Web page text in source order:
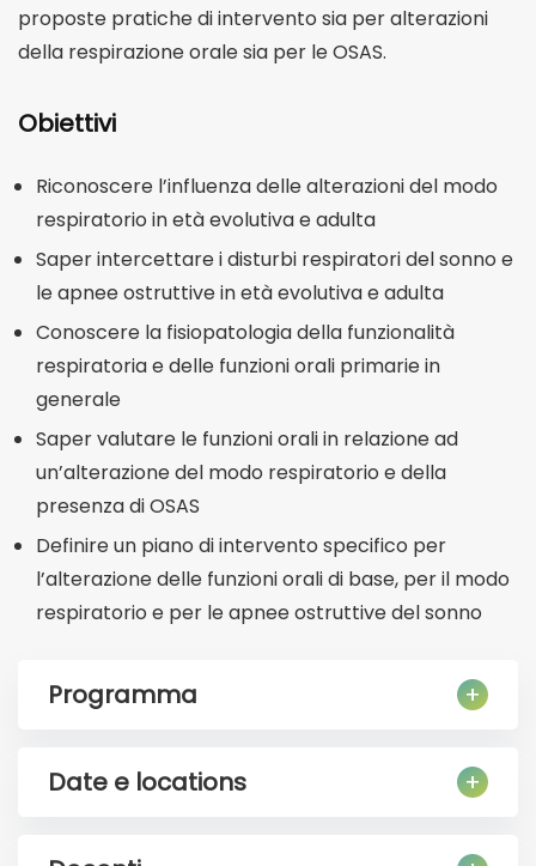
proposte pratiche di intervento sia per alterazioni
della respirazione orale sia per le OSAS.
Obiettivi
Riconoscere l’influenza delle alterazioni del modo
respiratorio in età evolutiva e adulta
Saper intercettare i disturbi respiratori del sonno e
le apnee ostruttive in età evolutiva e adulta
Conoscere la fisiopatologia della funzionalità
respiratoria e delle funzioni orali primarie in
generale
Saper valutare le funzioni orali in relazione ad
un’alterazione del modo respiratorio e della
presenza di OSAS
Definire un piano di intervento specifico per
l’alterazione delle funzioni orali di base, per il modo
respiratorio e per le apnee ostruttive del sonno
Programma
Date e locations